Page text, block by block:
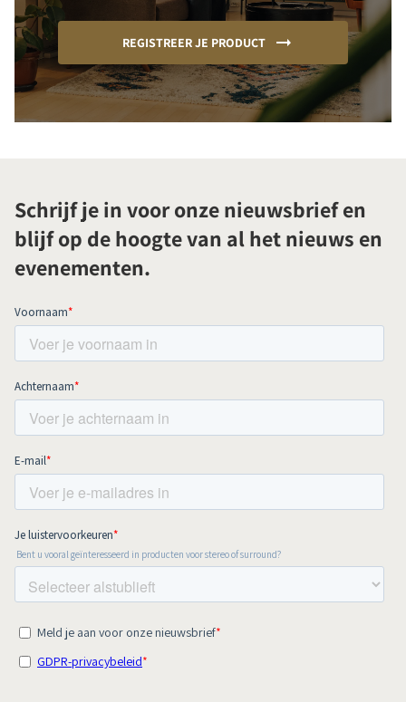
REGISTREER JE PRODUCT
Schrijf je in voor onze nieuwsbrief en
blijf op de hoogte van al het nieuws en
evenementen.